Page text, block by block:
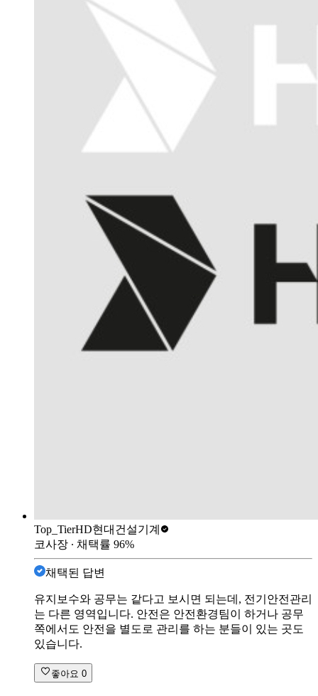
Top_TierHD현대건설기계
코사장 ∙ 채택률 96%
채택된 답변
유지보수와 공무는 같다고 보시면 되는데, 전기안전관리
는 다른 영역입니다. 안전은 안전환경팀이 하거나 공무
쪽에서도 안전을 별도로 관리를 하는 분들이 있는 곳도
있습니다.
좋아요 0